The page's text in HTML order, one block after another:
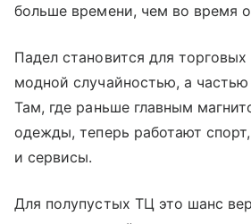
больше времени, чем во время
Падел становится для
модной случайностью, а частью
Там, где раньше главным
одежды, теперь работают
и сервисы.
Для полупустых ТЦ это шанс